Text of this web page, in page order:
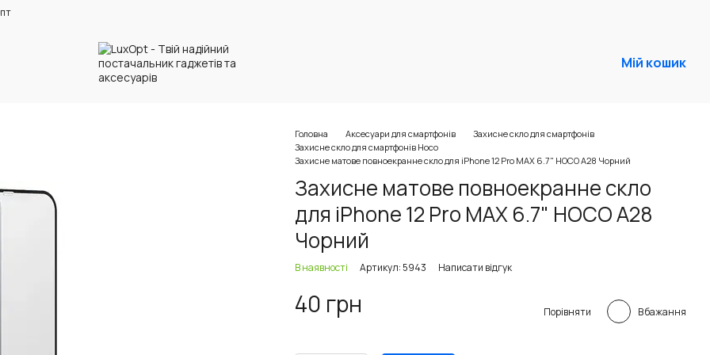
Мій кошик
Головна Аксесуари для смартфонів
Захисне скло для смартфонів
Захисне скло для смартфонів Hoco
Захисне матове повноекранне скло для iPhone 12 Pro MAX 6.7" HOCO A28 Чорний
Захисне матове повноекранне скло
для iPhone 12 Pro MAX 6.7" HOCO A28
Чорний
В наявності Артикул: 5943 Написати відгук
40 грн Порівняти В бажання